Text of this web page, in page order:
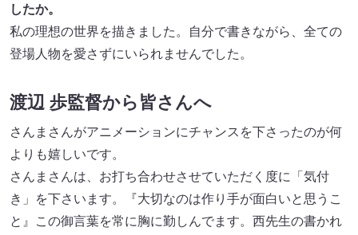
したか。
私の理想の世界を描きました。自分で書きながら、全ての
登場人物を愛さずにいられませんでした。
渡辺 歩監督から皆さんへ
さんまさんがアニメーションにチャンスを下さったのが何
よりも嬉しいです。
さんまさんは、お打ち合わせさせていただく度に「気付
き」を下さいます。『大切なのは作り手が面白いと思うこ
と』この御言葉を常に胸に勤しんでます。西先生の書かれ